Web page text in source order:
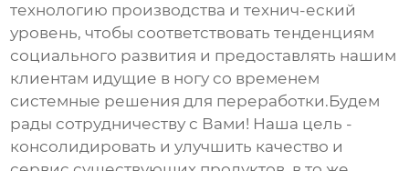
технологию производства и технич-еский
уровень, чтобы соответствовать тенденциям
социального развития и предоставлять нашим
клиентам идущие в ногу со временем
системные решения для переработки.Будем
рады сотрудничеству с Вами! Наша цель -
консолидировать и улучшить качество и